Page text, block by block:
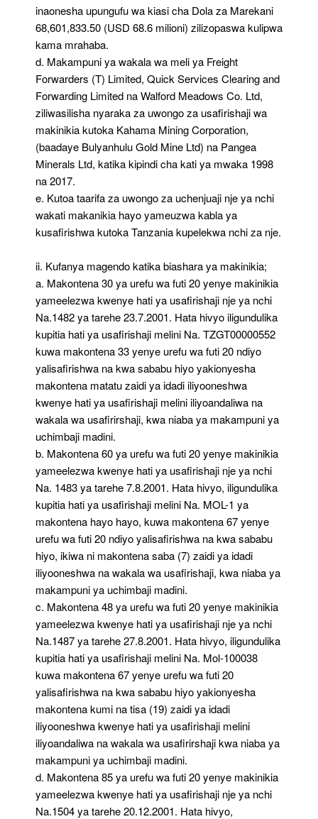
inaonesha upungufu wa kiasi cha Dola za Marekani
68,601,833.50 (USD 68.6 milioni) zilizopaswa kulipwa
kama mrahaba.
d. Makampuni ya wakala wa meli ya Freight
Forwarders (T) Limited, Quick Services Clearing and
Forwarding Limited na Walford Meadows Co. Ltd,
ziliwasilisha nyaraka za uwongo za usafirishaji wa
makinikia kutoka Kahama Mining Corporation,
(baadaye Bulyanhulu Gold Mine Ltd) na Pangea
Minerals Ltd, katika kipindi cha kati ya mwaka 1998
na 2017.
e. Kutoa taarifa za uwongo za uchenjuaji nje ya nchi
wakati makanikia hayo yameuzwa kabla ya
kusafirishwa kutoka Tanzania kupelekwa nchi za nje.
ii. Kufanya magendo katika biashara ya makinikia;
a. Makontena 30 ya urefu wa futi 20 yenye makinikia
yameelezwa kwenye hati ya usafirishaji nje ya nchi
Na.1482 ya tarehe 23.7.2001. Hata hivyo iligundulika
kupitia hati ya usafirishaji melini Na. TZGT00000552
kuwa makontena 33 yenye urefu wa futi 20 ndiyo
yalisafirishwa na kwa sababu hiyo yakionyesha
makontena matatu zaidi ya idadi iliyooneshwa
kwenye hati ya usafirishaji melini iliyoandaliwa na
wakala wa usafirirshaji, kwa niaba ya makampuni ya
uchimbaji madini.
b. Makontena 60 ya urefu wa futi 20 yenye makinikia
yameelezwa kwenye hati ya usafirishaji nje ya nchi
Na. 1483 ya tarehe 7.8.2001. Hata hivyo, iligundulika
kupitia hati ya usafirishaji melini Na. MOL-1 ya
makontena hayo hayo, kuwa makontena 67 yenye
urefu wa futi 20 ndiyo yalisafirishwa na kwa sababu
hiyo, ikiwa ni makontena saba (7) zaidi ya idadi
iliyooneshwa na wakala wa usafirishaji, kwa niaba ya
makampuni ya uchimbaji madini.
c. Makontena 48 ya urefu wa futi 20 yenye makinikia
yameelezwa kwenye hati ya usafirishaji nje ya nchi
Na.1487 ya tarehe 27.8.2001. Hata hivyo, iligundulika
kupitia hati ya usafirishaji melini Na. Mol-100038
kuwa makontena 67 yenye urefu wa futi 20
yalisafirishwa na kwa sababu hiyo yakionyesha
makontena kumi na tisa (19) zaidi ya idadi
iliyooneshwa kwenye hati ya usafirishaji melini
iliyoandaliwa na wakala wa usafirirshaji kwa niaba ya
makampuni ya uchimbaji madini.
d. Makontena 85 ya urefu wa futi 20 yenye makinikia
yameelezwa kwenye hati ya usafirishaji nje ya nchi
Na.1504 ya tarehe 20.12.2001. Hata hivyo,